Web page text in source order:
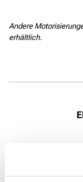
Andere
erhältlich.
Ein Angebot der
Volkswagen